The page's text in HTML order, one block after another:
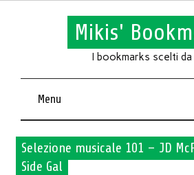
Mikis'
I bookmarks scelti da
Menu
Selezione musicale 101 – JD
Side Gal